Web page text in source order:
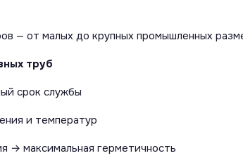
— от малых до крупных промышленных
труб
срок службы
и температур
→ максимальная герметичность